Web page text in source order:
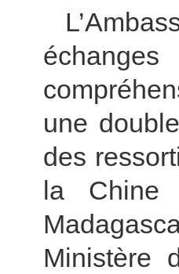
une
des
la Chine
Ministère